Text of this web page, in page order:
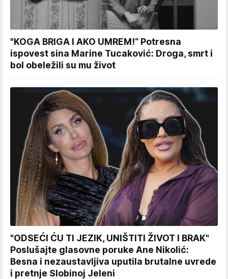
"KOGA BRIGA I AKO UMREM!“ Potresna
ispovest sina Marine Tucaković: Droga, smrt i
bol obeležili su mu život
"ODSEĆI ĆU TI JEZIK, UNIŠTITI ŽIVOT I BRAK"
Poslušajte glasovne poruke Ane Nikolić:
Besna i nezaustavljiva uputila brutalne uvrede
i pretnje Slobinoj Jeleni